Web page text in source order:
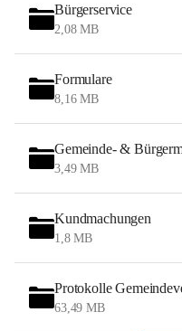
Bürgerservice
2,08 MB
Formulare
8,16 MB
Gemeinde- &
3,49 MB
Kundmachungen
1,8 MB
Protokolle
63,49 MB